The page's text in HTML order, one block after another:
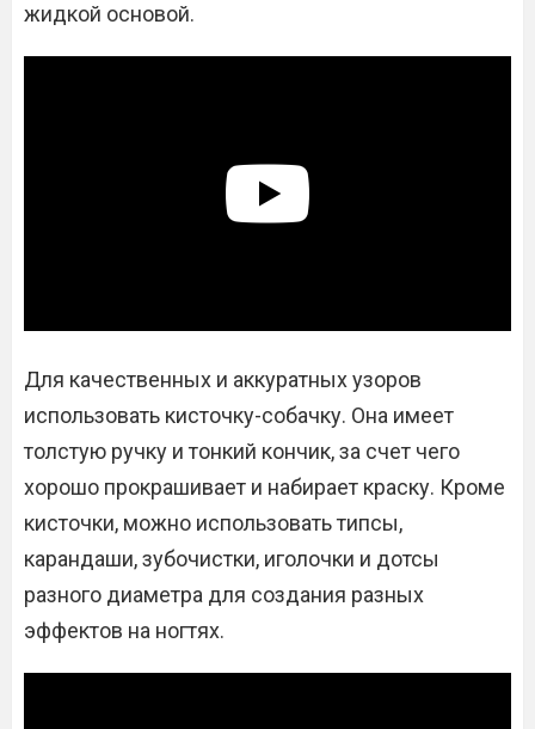
жидкой основой.
Для качественных и аккуратных узоров
использовать кисточку-собачку. Она имеет
толстую ручку и тонкий кончик, за счет чего
хорошо прокрашивает и набирает краску. Кроме
кисточки, можно использовать типсы,
карандаши, зубочистки, иголочки и дотсы
разного диаметра для создания разных
эффектов на ногтях.